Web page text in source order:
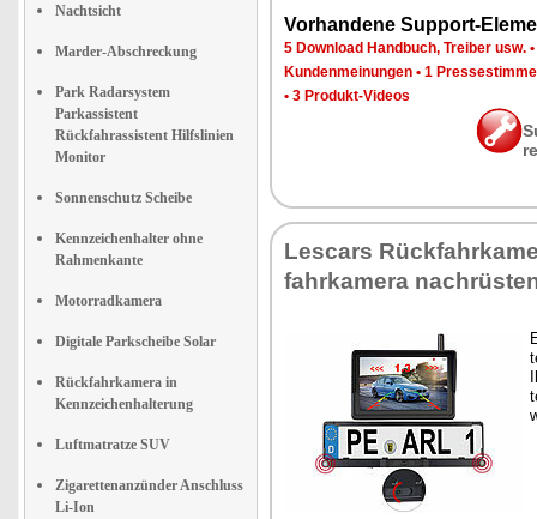
Nachtsicht
Marder-Abschreckung
Park Radarsystem
Parkassistent
Rückfahrassistent Hilfslinien
Monitor
Sonnenschutz Scheibe
Kennzeichenhalter ohne
Rahmenkante
Motorradkamera
Digitale Parkscheibe Solar
Rückfahrkamera in
Kennzeichenhalterung
Luftmatratze SUV
Zigarettenanzünder Anschluss
Li-Ion
Vor­han­de­ne Sup­port-
5 Down­load Hand­buch, Trei­ber usw. •
Kun­den­mei­nun­gen • 1
• 3 Pro­dukt-Vi­de­os
Les­cars
fahr­ka­me­ra